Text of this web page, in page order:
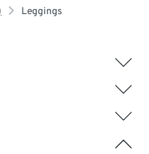
Leggings